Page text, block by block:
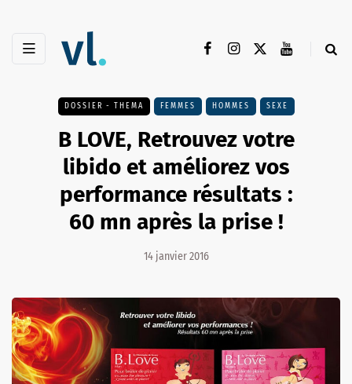
DOSSIER - THEMA FEMMES HOMMES SEXE
B LOVE, Retrouvez votre
libido et améliorez vos
performance résultats :
60 mn après la prise !
14 janvier 2016